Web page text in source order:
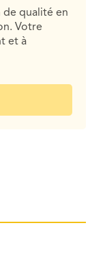
de qualité en
Votre
et à